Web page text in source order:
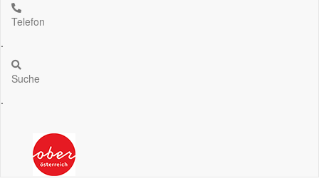
Telefon
.
Suche
.